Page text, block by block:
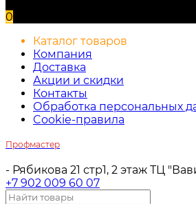
0
Каталог товаров
Компания
Доставка
Акции и скидки
Контакты
Обработка персональных
Cookie-правила
Профмастер
- Рябикова 21 стр1, 2 этаж ТЦ
+7 902 009 60 07